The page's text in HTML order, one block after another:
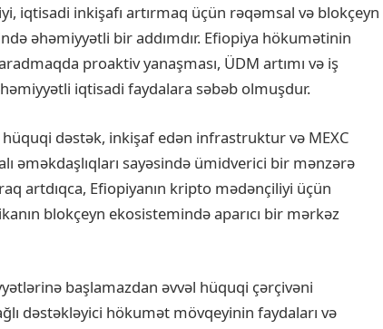
iqtisadi inkişafı artırmaq üçün rəqəmsal və blokçeyn
əhəmiyyətli bir addımdır. Efiopiya hökumətinin
proaktiv yanaşması, ÜDM artımı və iş
iqtisadi faydalara səbəb olmuşdur.
dəstək, inkişaf edən infrastruktur və MEXC
əməkdaşlıqları sayəsində ümidverici bir mənzərə
artdıqca, Efiopiyanın kripto mədənçiliyi üçün
blokçeyn ekosistemində aparıcı bir mərkəz
başlamazdan əvvəl hüquqi çərçivəni
dəstəkləyici hökumət mövqeyinin faydaları və